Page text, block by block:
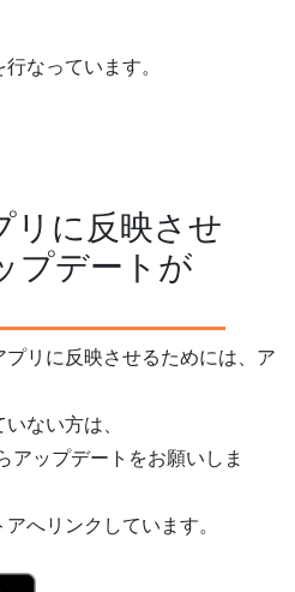
なっています。
リに反映させ
プデートが
リに反映させるためには、ア
ない方は、
ップデートをお願いしま
へリンクしています。